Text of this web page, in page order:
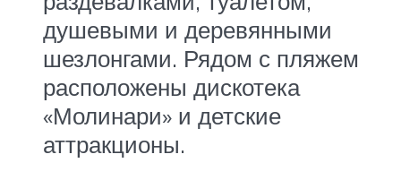
душевыми и деревянными
шезлонгами. Рядом с пляжем
расположены дискотека
«Молинари» и детские
аттракционы.